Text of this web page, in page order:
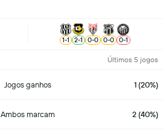
1-1 2-1 0-0 0-0 0-1
Últimos 5 jogos
Jogos ganhos 1 (20%)
Ambos marcam 2 (40%)